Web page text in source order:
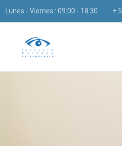
Lunes - Viernes : 09:00 - 18:30 +